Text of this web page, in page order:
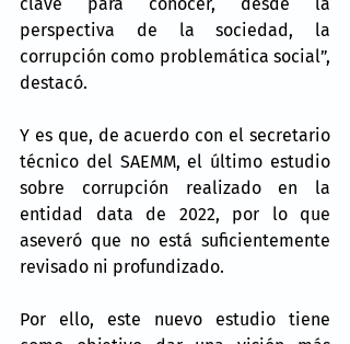
clave para conocer, desde la
perspectiva de la sociedad, la
corrupción como problemática social”,
destacó.
Y es que, de acuerdo con el secretario
técnico del SAEMM, el último estudio
sobre corrupción realizado en la
entidad data de 2022, por lo que
aseveró que no está suficientemente
revisado ni profundizado.
Por ello, este nuevo estudio tiene